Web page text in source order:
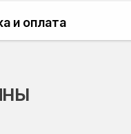
и оплата